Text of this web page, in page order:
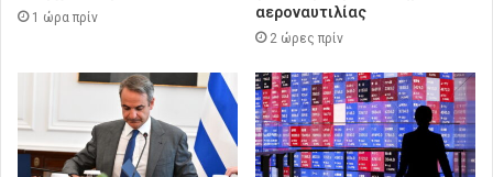
1 ώρα πρίν
αεροναυτιλίας
2 ώρες πρίν